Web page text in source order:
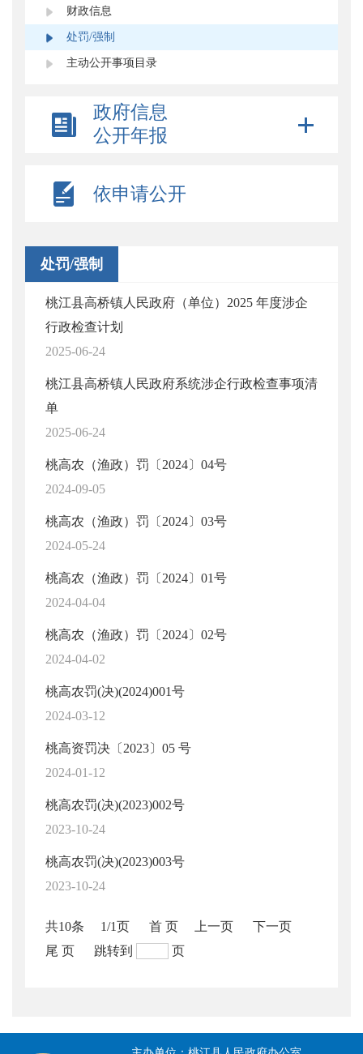
财政信息
处罚/强制
主动公开事项目录
政府信息
公开年报
依申请公开
处罚/强制
桃江县高桥镇人民政府（单位）2025 年度涉企
行政检查计划
2025-06-24
桃江县高桥镇人民政府系统涉企行政检查事项清
单
2025-06-24
桃高农（渔政）罚〔2024〕04号
2024-09-05
桃高农（渔政）罚〔2024〕03号
2024-05-24
桃高农（渔政）罚〔2024〕01号
2024-04-04
桃高农（渔政）罚〔2024〕02号
2024-04-02
桃高农罚(决)(2024)001号
2024-03-12
桃高资罚决〔2023〕05 号
2024-01-12
桃高农罚(决)(2023)002号
2023-10-24
桃高农罚(决)(2023)003号
2023-10-24
共10条 1/1页 首 页 上一页
下一页
尾 页
跳转到 页